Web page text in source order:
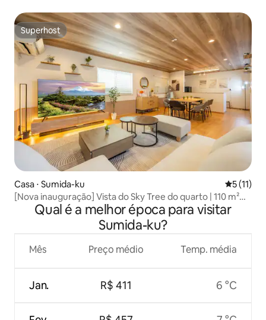
Superhost
Superhost
Casa ⋅ Sumida-ku 5 de uma
5 (11)
[Nova inauguração] Vista do Sky Tree do quarto | 110 m²
privativos | 5 minutos de trem até a estação Sky Tree | 7
minutos até a estação mais próxima
Qual é a melhor época para visitar
Sumida-ku?
Mês
Jan.
Preço médio
R$ 411
Temp. média
6 °C